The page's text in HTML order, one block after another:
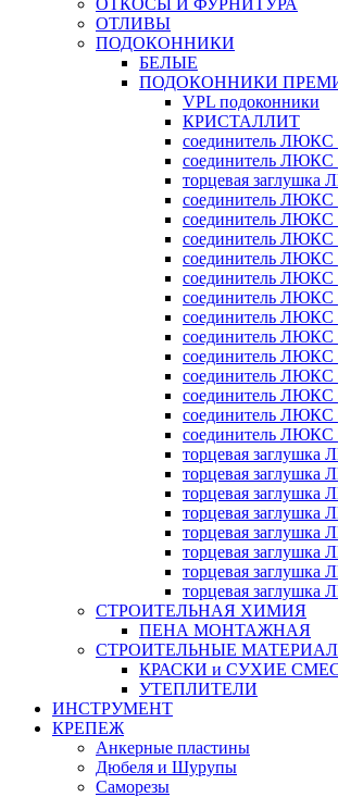
ОТКОСЫ И ФУРНИТУРА
ОТЛИВЫ
ПОДОКОННИКИ
БЕЛЫЕ
ПОДОКОННИКИ
VPL подоконники
КРИСТАЛЛИТ
соединитель
соединитель
торцевая
соединитель
соединитель
соединитель
соединитель
соединитель
соединитель
соединитель
соединитель
соединитель
соединитель
соединитель ЛЮКС
соединитель ЛЮКС
соединитель ЛЮКС
торцевая
торцевая
торцевая
торцевая
торцевая
торцевая
торцевая
торцевая
СТРОИТЕЛЬНАЯ ХИМИЯ
ПЕНА МОНТАЖНАЯ
СТРОИТЕЛЬНЫЕ
КРАСКИ и СУХИЕ
УТЕПЛИТЕЛИ
ИНСТРУМЕНТ
КРЕПЕЖ
Анкерные пластины
Дюбеля и Шурупы
Саморезы